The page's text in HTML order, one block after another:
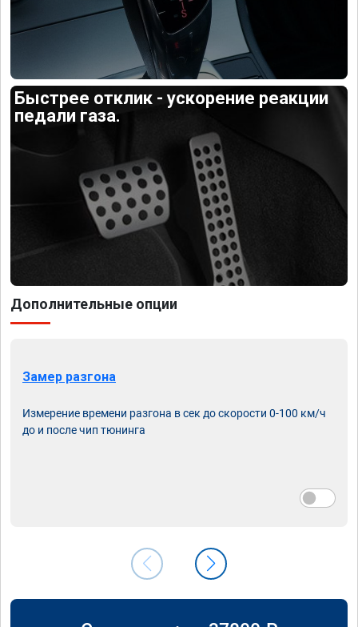
Быстрее отклик - ускорение реакции
педали газа.
Дополнительные опции
Замер разгона
Измерение времени разгона в сек до скорости 0-100 км/ч
до и после чип тюнинга